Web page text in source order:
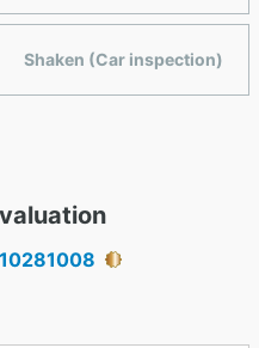
Shaken (Car inspection)
10281008